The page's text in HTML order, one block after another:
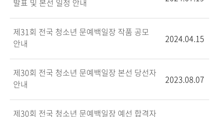
발표 및 본선 일정 안내
제31회 전국 청소년 문예백일장 작품 공모
안내
2024.04.15
제30회 전국 청소년 문예백일장 본선 당선자
안내
2023.08.07
제30회 전국 청소년 문예백일장 예선 합격자